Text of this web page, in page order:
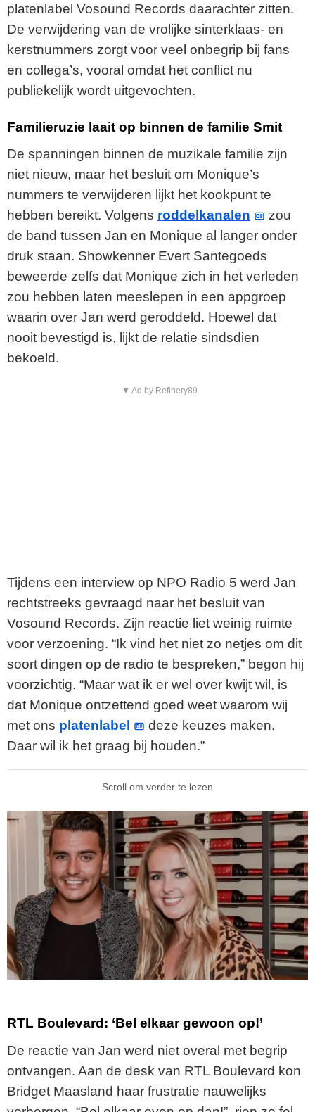
platenlabel Vosound Records daarachter zitten.
De verwijdering van de vrolijke sinterklaas- en
kerstnummers zorgt voor veel onbegrip bij fans
en collega’s, vooral omdat het conflict nu
publiekelijk wordt uitgevochten.
Familieruzie laait op binnen de familie Smit
De spanningen binnen de muzikale familie zijn
niet nieuw, maar het besluit om Monique’s
nummers te verwijderen lijkt het kookpunt te
hebben bereikt. Volgens roddelkanalen
zou
de band tussen Jan en Monique al langer onder
druk staan. Showkenner Evert Santegoeds
beweerde zelfs dat Monique zich in het verleden
zou hebben laten meeslepen in een appgroep
waarin over Jan werd geroddeld. Hoewel dat
nooit bevestigd is, lijkt de relatie sindsdien
bekoeld.
▼ Ad by Refinery89
Tijdens een interview op NPO Radio 5 werd Jan
rechtstreeks gevraagd naar het besluit van
Vosound Records. Zijn reactie liet weinig ruimte
voor verzoening. “Ik vind het niet zo netjes om dit
soort dingen op de radio te bespreken,” begon hij
voorzichtig. “Maar wat ik er wel over kwijt wil, is
dat Monique ontzettend goed weet waarom wij
met ons platenlabel
deze keuzes maken.
Daar wil ik het graag bij houden.”
Scroll om verder te lezen
RTL Boulevard: ‘Bel elkaar gewoon op!’
De reactie van Jan werd niet overal met begrip
ontvangen. Aan de desk van RTL Boulevard kon
Bridget Maasland haar frustratie nauwelijks